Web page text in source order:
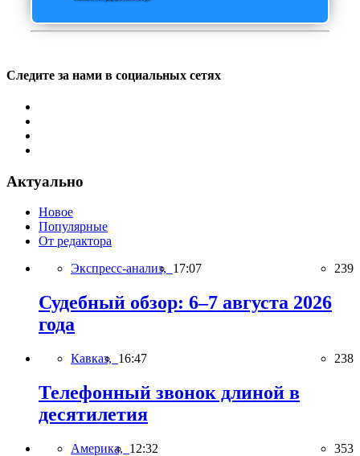
Следите за нами в социальных сетях
Актуально
Новое
Популярные
От редактора
Экспресс-анализ, 17:07 239
Судебный обзор: 6–7 августа 2026
года
Кавказ, 16:47 238
Телефонный звонок длиной в
десятилетия
Америка, 12:32 353